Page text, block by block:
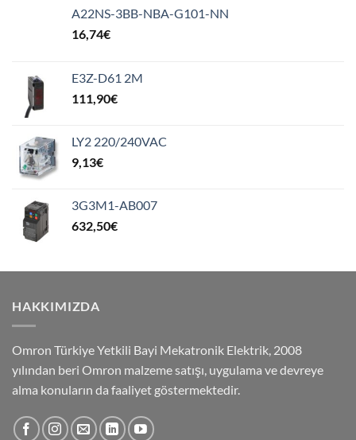
A22NS-3BB-NBA-G101-NN
16,74€
E3Z-D61 2M
111,90€
LY2 220/240VAC
9,13€
3G3M1-AB007
632,50€
HAKKIMIZDA
Omron Türkiye Yetkili Bayi Mekatronik Elektrik, 2008
yılından beri Omron malzeme satışı, uygulama ve devreye
alma konuların da faaliyet göstermektedir.